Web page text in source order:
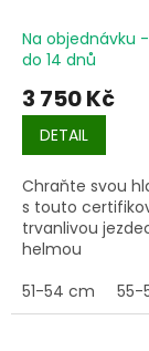
Na objednávku
do 14 dnů
3 750 Kč
DETAIL
Chraňte svou
s touto
trvanlivou
helmou
51-54 cm
55-